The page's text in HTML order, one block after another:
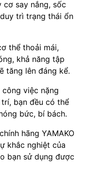
cơ say nắng, sốc
trì trạng thái ổn
thể thoải mái,
khả năng tập
tăng lên đáng kể.
công việc nặng
bạn đều có thể
bức, bí bách.
hãng YAMAKO
khắc nghiệt của
bạn sử dụng được